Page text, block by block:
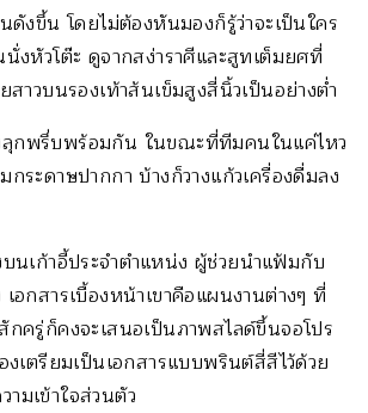
ดังขึ้น โดยไม่ต้องหันมองก็รู้ว่าจะเป็นใคร
งหัวโต๊ะ ดูจากสง่าราศีและสูทเต็มยศที่
าวบนรองเท้าส้นเข็มสูงสี่นิ้วเป็นอย่างต่ำ
กพรึ่บพร้อมกัน ในขณะที่ทีมคนในแค่ไหว
ระดาษปากกา บ้างก็วางแก้วเครื่องดื่มลง
นเก้าอี้ประจำตำแหน่ง ผู้ช่วยนำแฟ้มกับ
อกสารเบื้องหน้าเขาคือแผนงานต่างๆ ที่
กครู่ก็คงจะเสนอเป็นภาพสไลด์ขึ้นจอโปร
งเตรียมเป็นเอกสารแบบพรินต์สี่สีไว้ด้วย
มเข้าใจส่วนตัว